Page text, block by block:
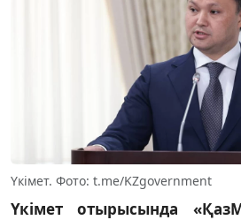
Үкімет. Фото: t.me/KZgovernment
Үкімет отырысында